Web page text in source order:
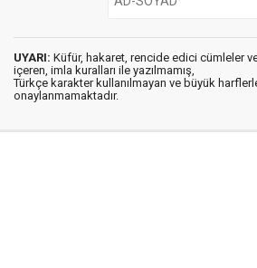
UYARI: Küfür, hakaret, rencide edici cümleler
içeren, imla kuralları ile yazılmamış,
Türkçe karakter kullanılmayan ve büyük
onaylanmamaktadır.